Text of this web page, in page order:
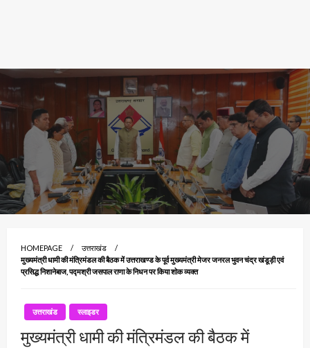
HOMEPAGE
उत्तराखंड
मुख्यमंत्री धामी की मंत्रिमंडल की बैठक में उत्तराखण्ड के पूर्व मुख्यमंत्री मेजर जनरल भुवन चंद्र खंडूड़ी एवं
प्रसिद्ध निशानेबाज, पद्मश्री जसपाल राणा के निधन पर किया शोक व्यक्त
उत्तराखंड स्लाइडर
मुख्यमंत्री धामी की मंत्रिमंडल की बैठक में